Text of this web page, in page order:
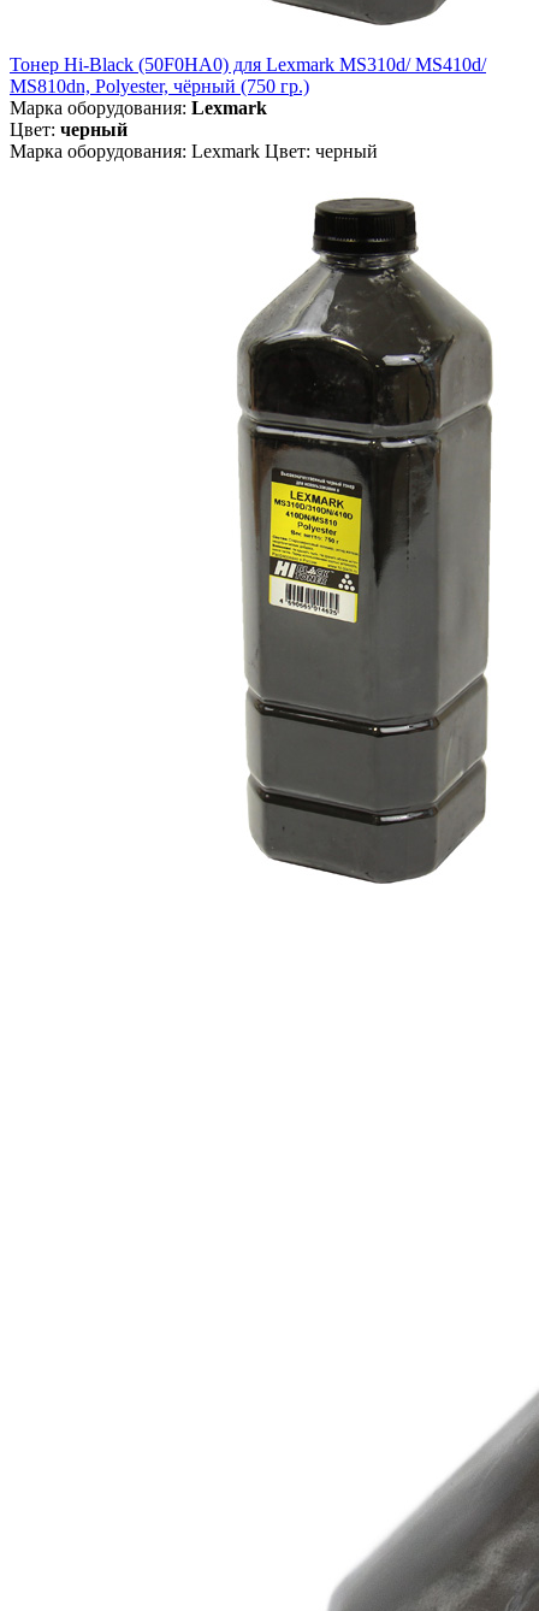
Тонер Hi-Black (50F0HA0) для Lexmark MS310d/ MS410d/
MS810dn, Polyester, чёрный (750 гр.)
Марка оборудования: Lexmark
Цвет: черный
Марка оборудования: Lexmark Цвет: черный